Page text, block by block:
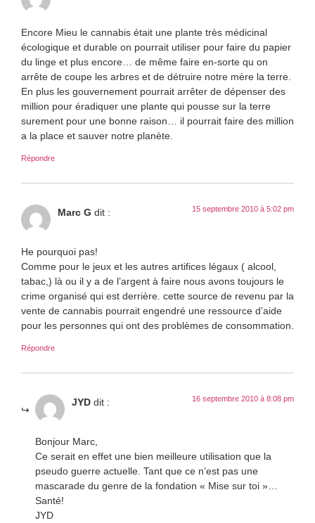
Encore Mieu le cannabis était une plante très médicinal
écologique et durable on pourrait utiliser pour faire du papier
du linge et plus encore… de même faire en-sorte qu on
arrête de coupe les arbres et de détruire notre mère la terre.
En plus les gouvernement pourrait arrêter de dépenser des
million pour éradiquer une plante qui pousse sur la terre
surement pour une bonne raison… il pourrait faire des million
a la place et sauver notre planète.
Répondre
Marc G dit : 15 septembre 2010 à 5:02 pm
He pourquoi pas!
Comme pour le jeux et les autres artifices légaux ( alcool,
tabac,) là ou il y a de l’argent à faire nous avons toujours le
crime organisé qui est derrière. cette source de revenu par la
vente de cannabis pourrait engendré une ressource d’aide
pour les personnes qui ont des problèmes de consommation.
Répondre
JYD dit : 16 septembre 2010 à 8:08 pm
Bonjour Marc,
Ce serait en effet une bien meilleure utilisation que la
pseudo guerre actuelle. Tant que ce n’est pas une
mascarade du genre de la fondation « Mise sur toi »…
Santé!
JYD